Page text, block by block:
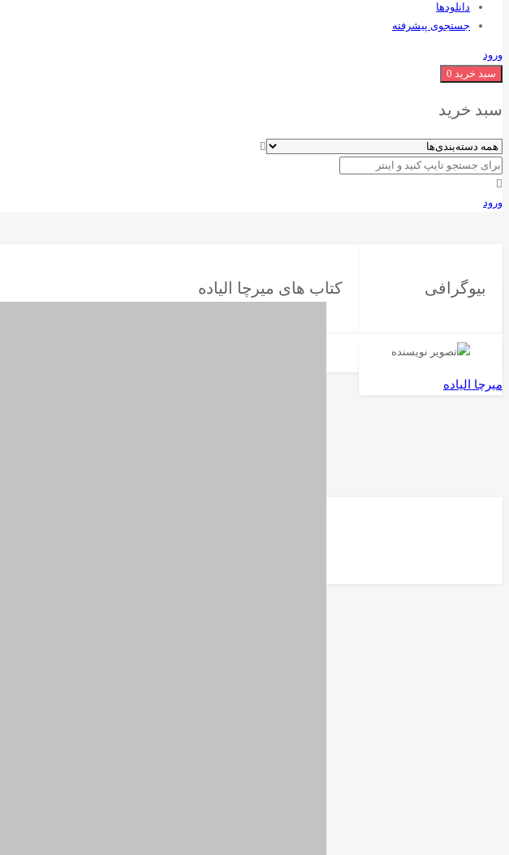
دانلودها
جستجوی پیشرفته
ورود
سبد خرید 0
سبد خرید
ورود
بیوگرافی
میرچا الیاده
کتاب های میرچا الیاده